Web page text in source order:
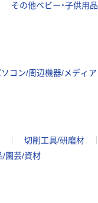
その他ベビー・子供用品
ソコン/周辺機器/メディア
切削工具/研磨材
/園芸/資材